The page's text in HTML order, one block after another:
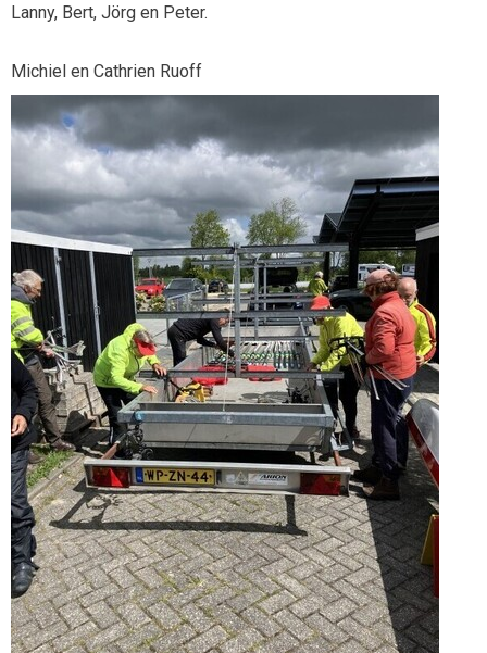
Lanny, Bert, Jörg en Peter.
Michiel en Cathrien Ruoff